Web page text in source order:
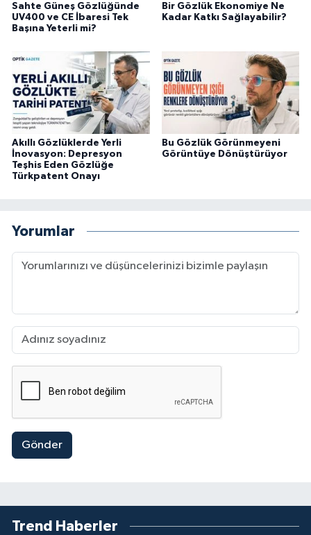
Sahte Güneş Gözlüğünde
UV400 ve CE İbaresi Tek
Başına Yeterli mi?
Bir Gözlük Ekonomiye Ne
Kadar Katkı Sağlayabilir?
Akıllı Gözlüklerde Yerli
İnovasyon: Depresyon
Teşhis Eden Gözlüğe
Türkpatent Onayı
Bu Gözlük Görünmeyeni
Görüntüye Dönüştürüyor
Yorumlar
Gönder
Trend Haberler